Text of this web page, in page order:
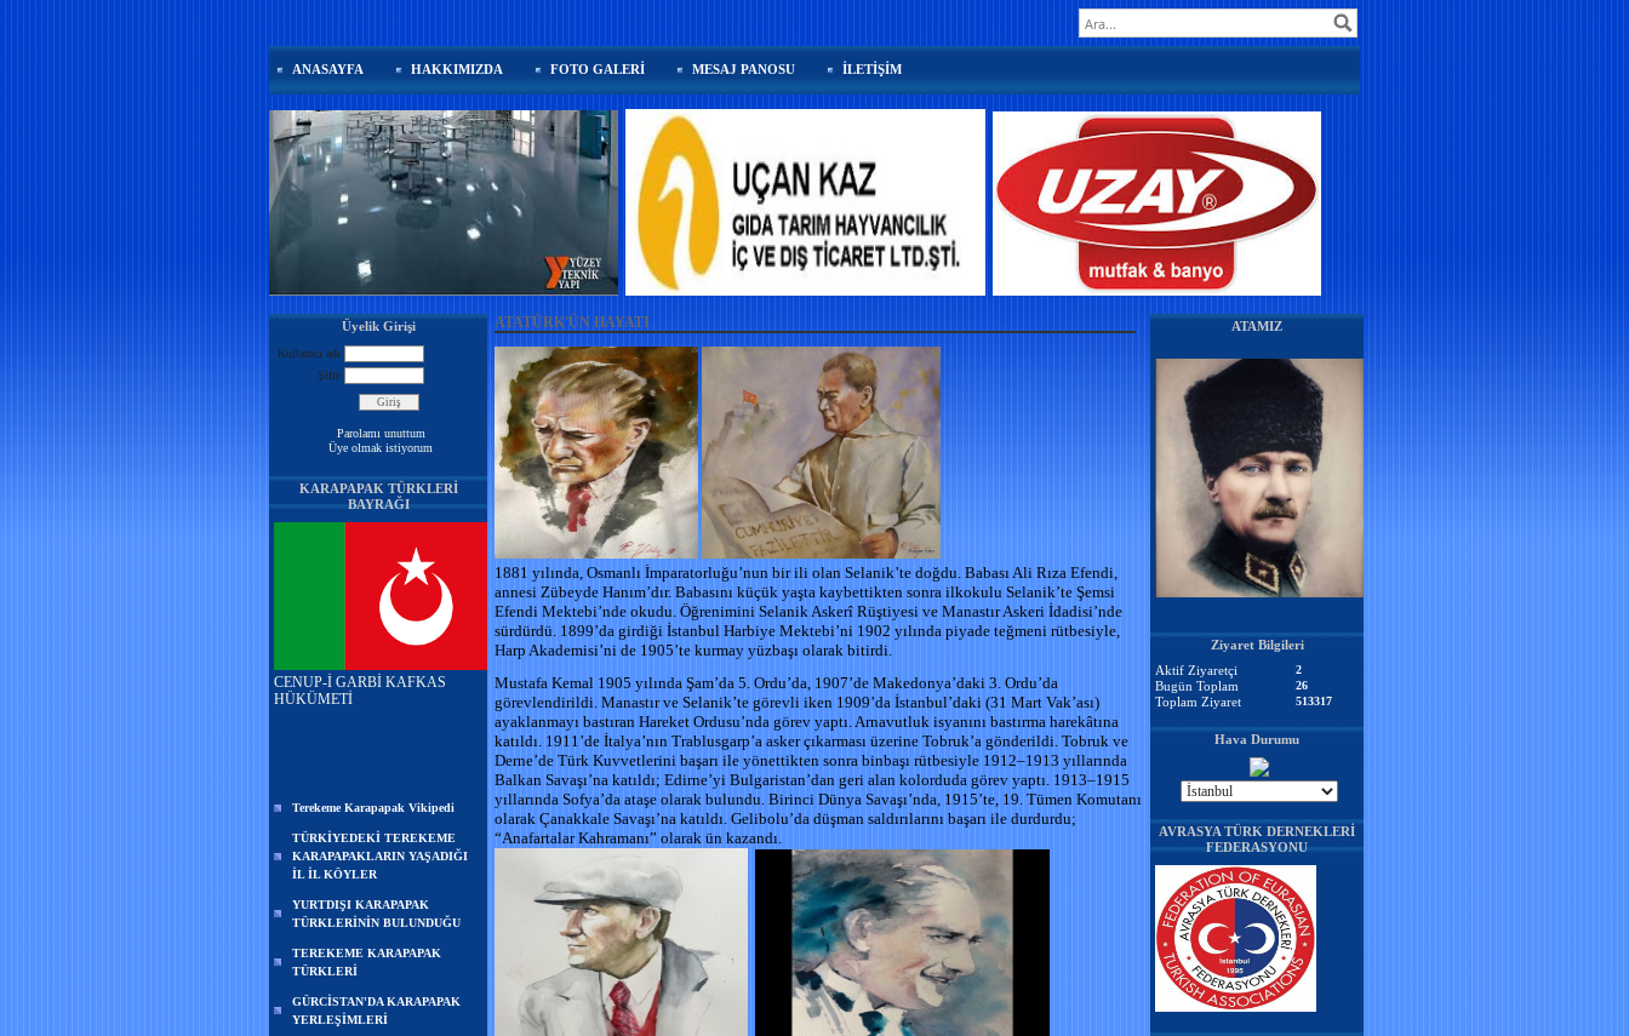
ANASAYFA HAKKIMIZDA FOTO GALERİ MESAJ PANOSU İLETİŞİM
Üyelik Girişi
Kullanıcı adı
Şifre
Parolamı unuttum
Üye olmak istiyorum
KARAPAPAK TÜRKLERİ
BAYRAĞI
CENUP-İ GARBİ KAFKAS
HÜKÜMETİ
Terekeme Karapapak Vikipedi
TÜRKİYEDEKİ TEREKEME
KARAPAPAKLARIN YAŞADIĞI
İL İL KÖYLER
YURTDIŞI KARAPAPAK
TÜRKLERİNİN BULUNDUĞU
TEREKEME KARAPAPAK
TÜRKLERİ
GÜRCİSTAN'DA KARAPAPAK
YERLEŞİMLERİ
ATATÜRK'ÜN HAYATI
1881 yılında, Osmanlı İmparatorluğu’nun bir ili olan Selanik’te doğdu. Babası Ali Rıza Efendi,
annesi Zübeyde Hanım’dır. Babasını küçük yaşta kaybettikten sonra ilkokulu Selanik’te Şemsi
Efendi Mektebi’nde okudu. Öğrenimini Selanik Askerî Rüştiyesi ve Manastır Askeri İdadisi’nde
sürdürdü. 1899’da girdiği İstanbul Harbiye Mektebi’ni 1902 yılında piyade teğmeni rütbesiyle,
Harp Akademisi’ni de 1905’te kurmay yüzbaşı olarak bitirdi.
Mustafa Kemal 1905 yılında Şam’da 5. Ordu’da, 1907’de Makedonya’daki 3. Ordu’da
görevlendirildi. Manastır ve Selanik’te görevli iken 1909’da İstanbul’daki (31 Mart Vak’ası)
ayaklanmayı bastıran Hareket Ordusu’nda görev yaptı. Arnavutluk isyanını bastırma harekâtına
katıldı. 1911’de İtalya’nın Trablusgarp’a asker çıkarması üzerine Tobruk’a gönderildi. Tobruk ve
Derne’de Türk Kuvvetlerini başarı ile yönettikten sonra binbaşı rütbesiyle 1912–1913 yıllarında
Balkan Savaşı’na katıldı; Edirne’yi Bulgaristan’dan geri alan kolorduda görev yaptı. 1913–1915
yıllarında Sofya’da ataşe olarak bulundu. Birinci Dünya Savaşı’nda, 1915’te, 19. Tümen Komutanı
olarak Çanakkale Savaşı’na katıldı. Gelibolu’da düşman saldırılarını başarı ile durdurdu;
“Anafartalar Kahramanı” olarak ün kazandı.
ATAMIZ
Ziyaret Bilgileri
Aktif Ziyaretçi
2
Bugün Toplam 26
Toplam Ziyaret 513317
Hava Durumu
AVRASYA TÜRK DERNEKLERİ
FEDERASYONU